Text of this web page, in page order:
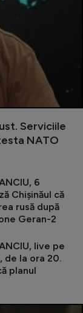
Serviciile
NATO
6
Chișinăul că
rusă după
Geran-2
live pe
de la ora 20.
planul